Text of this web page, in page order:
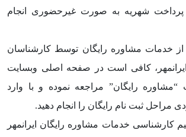
پرداخت شهریه به صورت غیرحضوری انجام
از خدمات مشاوره رایگان توسط کارشناسان
کافی است در صفحه اصلی وبسایت
“مشاوره رایگان” مراجعه نموده و با وارد
مراحل ثبت نام رایگان را انجام دهید.
کارشناسی خدمات مشاوره رایگان ایرانمهر